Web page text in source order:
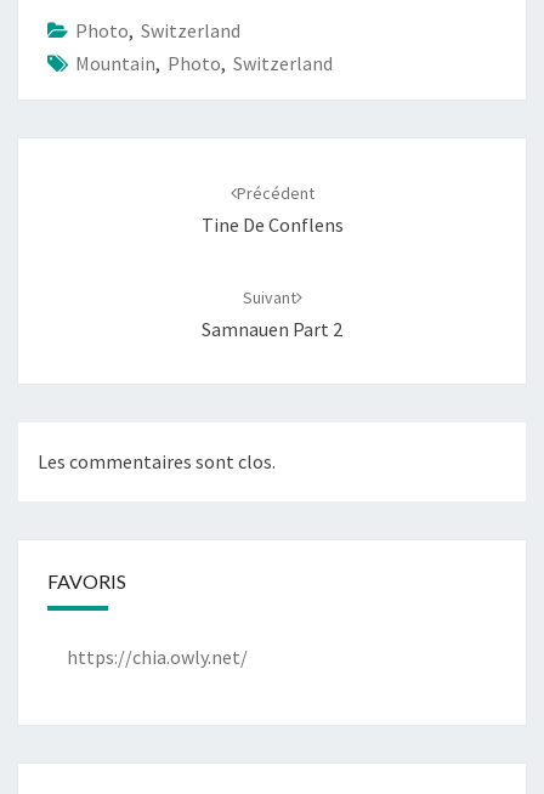
Photo, Switzerland
Mountain, Photo, Switzerland
Précédent
Tine De Conflens
Suivant
Samnauen Part 2
Les commentaires sont clos.
FAVORIS
https://chia.owly.net/